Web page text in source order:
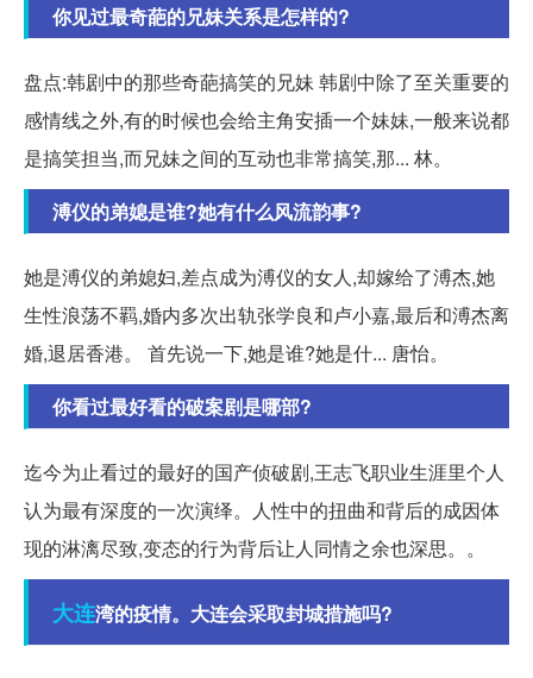
你见过最奇葩的兄妹关系是怎样的?
盘点:韩剧中的那些奇葩搞笑的兄妹 韩剧中除了至关重要的
感情线之外,有的时候也会给主角安插一个妹妹,一般来说都
是搞笑担当,而兄妹之间的互动也非常搞笑,那... 林。
溥仪的弟媳是谁?她有什么风流韵事?
她是溥仪的弟媳妇,差点成为溥仪的女人,却嫁给了溥杰,她
生性浪荡不羁,婚内多次出轨张学良和卢小嘉,最后和溥杰离
婚,退居香港。 首先说一下,她是谁?她是什... 唐怡。
你看过最好看的破案剧是哪部?
迄今为止看过的最好的国产侦破剧,王志飞职业生涯里个人
认为最有深度的一次演绎。人性中的扭曲和背后的成因体
现的淋漓尽致,变态的行为背后让人同情之余也深思。。
大连湾的疫情。大连会采取封城措施吗?